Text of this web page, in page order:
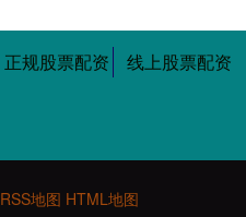
正规股票配资 线上股票配资
RSS地图 HTML地图